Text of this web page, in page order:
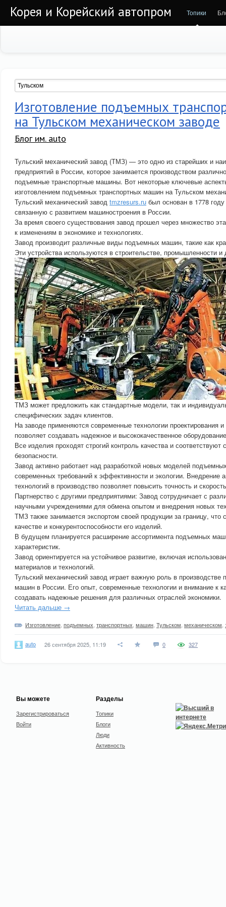
Корея и Корейский автопром Топики
Изготовление подъемных
на Тульском механическом заводе
Блог им. auto
Тульский механический завод (ТМЗ) — это одно из старейших и
предприятий в России, которое занимается производством
подъемные транспортные машины. Вот некоторые ключевые
изготовлением подъемных транспортных машин на Тульском
Тульский механический завод tmzresurs.ru был основан в 1778
связанную с развитием машиностроения в России.
За время своего существования завод прошел через множество
к изменениям в экономике и технологиях.
Завод производит различные виды подъемных машин, такие как
Эти устройства используются в строительстве, промышленности
ТМЗ может предложить как стандартные модели, так и
специфических задач клиентов.
На заводе применяются современные технологии проектирования и
позволяет создавать надежное и высококачественное
Все изделия проходят строгий контроль качества и
безопасности.
Завод активно работает над разработкой новых моделей
современных требований к эффективности и экологии. Внедрение
технологий в производство позволяет повысить точность и
Партнерство с другими предприятиями: Завод сотрудничает с
научными учреждениями для обмена опытом и внедрения новых
ТМЗ также занимается экспортом своей продукции за границу, что
качестве и конкурентоспособности его изделий.
В будущем планируется расширение ассортимента подъемных
характеристик.
Завод ориентируется на устойчивое развитие, включая
материалов и технологий.
Тульский механический завод играет важную роль в
машин в России. Его опыт, современные технологии и внимание к
создавать надежные решения для различных отраслей экономики.
Читать дальше →
Изготовление подъемных транспортных машин Тульском механическом
auto 26 сентября 2025, 11:19 0 327
Вы можете
Зарегистрироваться
Войти
Разделы
Топики
Блоги
Люди
Активность